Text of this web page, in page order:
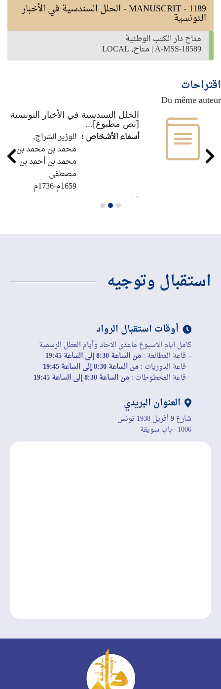
MANUSCRIT - 1189 - الحلل السندسية في الأخبار
التونسية
متاح دار الكتب الوطنية
A-MSS-18589
| متاح, LOCAL
اقتراحات
Du même auteur
الحلل السندسية في الأخبار التونسية
[نص مطبوع]...
أسماء الأشخاص : الوزير السّراج,
محمد بن محمد بن
محمد بن أحمد بن
مصطفى
1659م-1736م
الناشر :
استقبال وتوجيه
أوقات استقبال الرواد
كامل ايام الاسبوع ماعدى الاحاد وأيام العطل الرسمية
– قاعة المطالعة :من الساعة 8:30 إلى الساعة 19:45
– قاعة الدوريات :من الساعة 8:30 إلى الساعة 19:45
– قاعة المخطوطات :من الساعة 8:30 إلى الساعة 19:45
العنوان البريدي
شارع 9 أفريل 1938 تونس
1006 –باب سويقة